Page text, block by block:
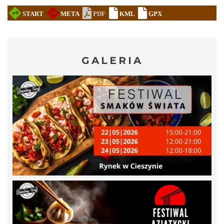
2026-08-08
0.32 km
Patroni cieszyńskich ulic - wystawa
Cieszyn
2026-07-03
0.32 km
GALERIA